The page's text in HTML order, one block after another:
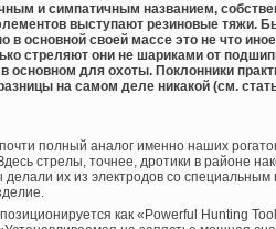
и симпатичным названием,
выступают резиновые тяжи.
в основной своей массе это не что
стреляют они не шариками от
основном для охоты. Поклонники
на самом деле никакой (см.
полный аналог именно наших
стрелы, точнее, дротики в районе
делали их из электродов со
как «Powerful Hunting